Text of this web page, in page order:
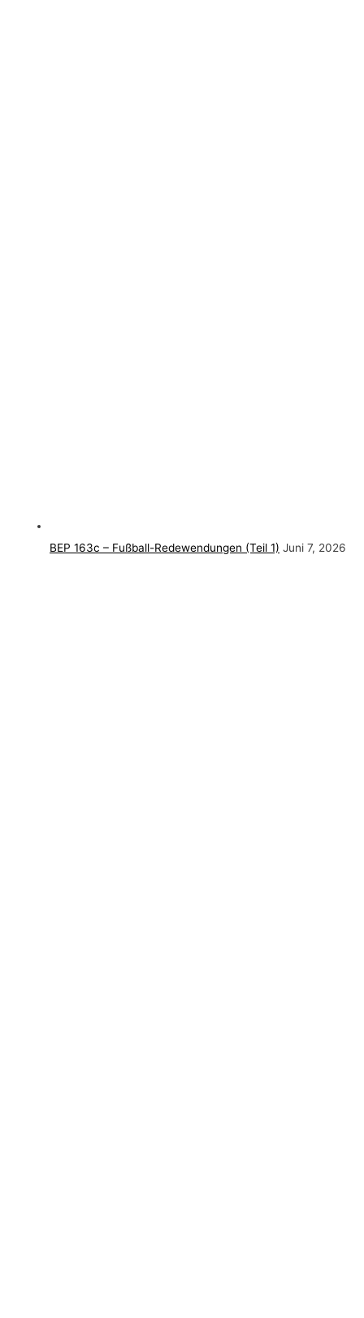
BEP 163c – Fußball-Redewendungen (Teil 1) Juni 7, 2026